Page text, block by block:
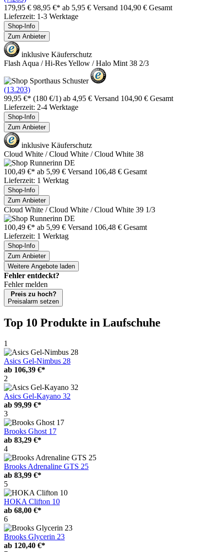
179,95 € 98,95 €* ab 5,95 € Versand 104,90 € Gesamt
Lieferzeit: 1-3 Werktage
Shop-Info
Zum Anbieter
inklusive Käuferschutz
Flash Aqua / Hi-Res Yellow / Halo Mint 38 2/3
(13.203)
99,95 €* (180 €/1) ab 4,95 € Versand 104,90 € Gesamt
Lieferzeit: 2-4 Werktage
Shop-Info
Zum Anbieter
inklusive Käuferschutz
Cloud White / Cloud White / Cloud White 38
100,49 €* ab 5,99 € Versand 106,48 € Gesamt
Lieferzeit: 1 Werktag
Shop-Info
Zum Anbieter
Cloud White / Cloud White / Cloud White 39 1/3
100,49 €* ab 5,99 € Versand 106,48 € Gesamt
Lieferzeit: 1 Werktag
Shop-Info
Zum Anbieter
Weitere Angebote laden
Fehler entdeckt?
Fehler melden
Preis zu hoch?
Preisalarm setzen
Top 10 Produkte in Laufschuhe
1
Asics Gel-Nimbus 28
ab 106,39 €*
2
Asics Gel-Kayano 32
ab 99,99 €*
3
Brooks Ghost 17
ab 83,29 €*
4
Brooks Adrenaline GTS 25
ab 83,99 €*
5
HOKA Clifton 10
ab 68,00 €*
6
Brooks Glycerin 23
ab 120,40 €*